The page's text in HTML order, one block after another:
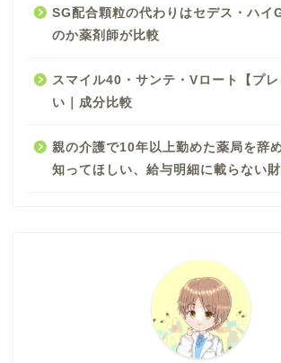
SG配合顆粒の代わりはセデス・ハイ
のか薬剤師が比較
スマイル40・サンテ・Vロート【プ
い｜成分比較
親の介護で10年以上勤めた薬局を辞
知ってほしい、給与明細に載らない